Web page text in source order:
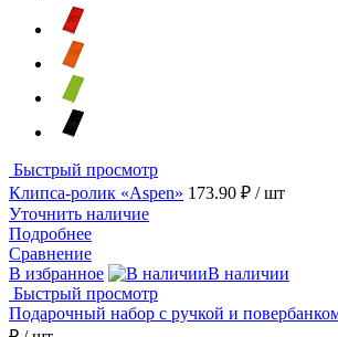
Быстрый просмотр
Клипса-ролик «Aspen» 173.90 ₽ / шт
Уточнить наличие
Подробнее
Сравнение
В избранное
В наличии
Быстрый просмотр
Подарочный набор с ручкой и